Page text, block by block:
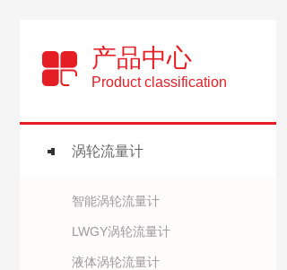
产品中心
Product classification
涡轮流量计
智能涡轮流量计
LWGY涡轮流量计
液体涡轮流量计